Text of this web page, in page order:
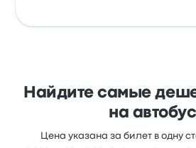
Найдите самые
на
Цена указана за билет в одну